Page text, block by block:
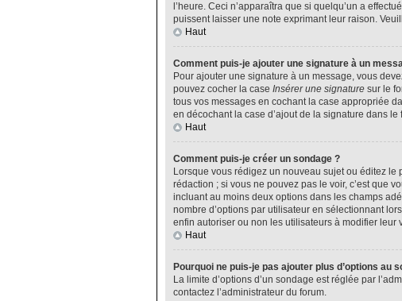
l’heure. Ceci n’apparaîtra que si quelqu’un a
puissent laisser une note exprimant leur raison.
Haut
Comment puis-je ajouter une signature à un
Pour ajouter une signature à un message, vous
pouvez cocher la case Insérer une signature sur le
tous vos messages en cochant la case appropriée
en décochant la case d’ajout de la signature dans
Haut
Comment puis-je créer un sondage ?
Lorsque vous rédigez un nouveau sujet ou éditez le
rédaction ; si vous ne pouvez pas le voir, c’est que
incluant au moins deux options dans les champs
nombre d’options par utilisateur en sélectionnant
enfin autoriser ou non les utilisateurs à modifier leur
Haut
Pourquoi ne puis-je pas ajouter plus d’options au
La limite d’options d’un sondage est réglée par
contactez l’administrateur du forum.